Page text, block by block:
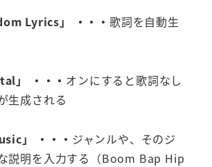
Lyrics」 ・・・ 歌詞を自動生
」 ・・・ オンにすると歌詞なし
生成される
」 ・・・ ジャンルや、そのジ
説明を入力する（Boom Bap Hip